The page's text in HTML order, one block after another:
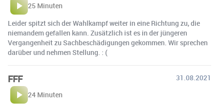
25 Minuten
Leider spitzt sich der Wahlkampf weiter in eine Richtung zu, die
niemandem gefallen kann. Zusätzlich ist es in der jüngeren
Vergangenheit zu Sachbeschädigungen gekommen. Wir sprechen
darüber und nehmen Stellung. : (
FFF
31.08.2021
24 Minuten